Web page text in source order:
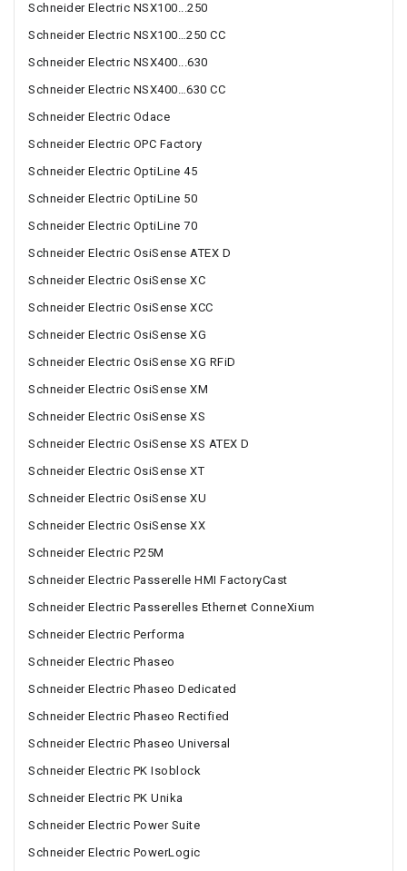
Schneider Electric NSX100...250
Schneider Electric NSX100…250 CC
Schneider Electric NSX400...630
Schneider Electric NSX400…630 CC
Schneider Electric Odace
Schneider Electric OPC Factory
Schneider Electric OptiLine 45
Schneider Electric OptiLine 50
Schneider Electric OptiLine 70
Schneider Electric OsiSense ATEX D
Schneider Electric OsiSense XC
Schneider Electric OsiSense XCC
Schneider Electric OsiSense XG
Schneider Electric OsiSense XG RFiD
Schneider Electric OsiSense XM
Schneider Electric OsiSense XS
Schneider Electric OsiSense XS ATEX D
Schneider Electric OsiSense XT
Schneider Electric OsiSense XU
Schneider Electric OsiSense XX
Schneider Electric P25M
Schneider Electric Passerelle HMI FactoryCast
Schneider Electric Passerelles Ethernet ConneXium
Schneider Electric Performa
Schneider Electric Phaseo
Schneider Electric Phaseo Dedicated
Schneider Electric Phaseo Rectified
Schneider Electric Phaseo Universal
Schneider Electric PK Isoblock
Schneider Electric PK Unika
Schneider Electric Power Suite
Schneider Electric PowerLogic